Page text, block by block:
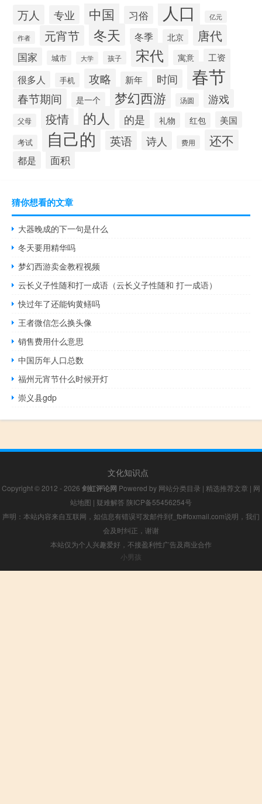
万人 专业 中国 习俗 人口 亿元
作者 元宵节 冬天 冬季 北京 唐代
国家 城市 大学 孩子 宋代 寓意 工资
很多人 手机 攻略 新年 时间 春节
春节期间 是一个 梦幻西游 汤圆 游戏
父母 疫情 的人 的是 礼物 红包 美国
考试 自己的 英语 诗人 费用 还不
都是 面积
猜你想看的文章
大器晚成的下一句是什么
冬天要用精华吗
梦幻西游卖金教程视频
云长义子性随和打一成语（云长义子性随和 打一成语）
快过年了还能钩黄鳝吗
王者微信怎么换头像
销售费用什么意思
中国历年人口总数
福州元宵节什么时候开灯
崇义县gdp
文化知识点
Copyright © 2012 - 2026 剑虹评论网 Powered by 网站分类目录 | 精选推荐文章 | 网
站地图 | 疑难解答 陕ICP备55456254号
声明：本站内容来自互联网，如信息有错误可发邮件到f_fb#foxmail.com说明，我们
会及时纠正，谢谢
本站仅为个人兴趣爱好，不接盈利性广告及商业合作
小男孩